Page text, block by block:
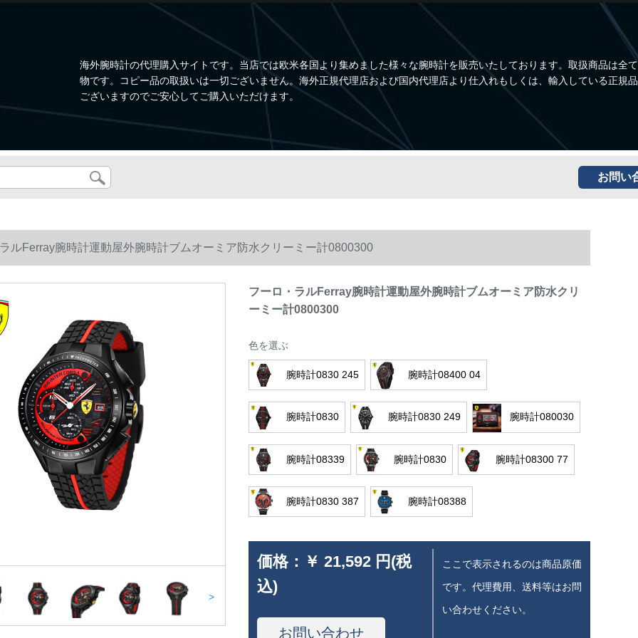
海外腕時計の代理購入サイトです。当店では欧米各国より集めました様々な腕時計を販売いたしております。取扱商品は全
物です。コピー品の取扱いは一切ございません。海外正規代理店および国内代理店より仕入れもしくは、輸入している正規
ございますのでご安心してご購入いただけます。
お問い
ルFerray腕時計運動屋外腕時計ブムオーミア防水クリーミー計0800300
>
フーロ・ラルFerray腕時計運動屋外腕時計ブムオーミア防水クリ
ーミー計0800300
色を選ぶ
腕時計0830 245 腕時計08400 04
腕時計0830 腕時計0830 249 腕時計080030
腕時計08339 腕時計0830 腕時計08300 77
腕時計0830 387 腕時計08388
価格： ￥ 21,592 円(税
込)
お問い合わせ
ここで表示されるのは商品原価
です。代理費用、送料等はお問
い合わせください。